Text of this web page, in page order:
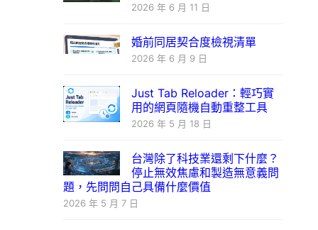
2026 年 6 月 11 日
婚前同居契合度檢視清單
2026 年 6 月 9 日
Just Tab Reloader：輕巧實
用的網頁隨機自動重整工具
2026 年 5 月 18 日
台灣除了科技業還剩下什麼？
停止無效焦慮和製造無意義問
題，先問問自己具備什麼價值
2026 年 5 月 7 日